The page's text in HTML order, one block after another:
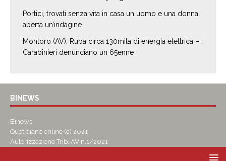
Portici, trovati senza vita in casa un uomo e una donna:
aperta un’indagine
Montoro (AV): Ruba circa 130mila di energia elettrica – i
Carabinieri denunciano un 65enne
BINEWS
Binews
Quotidiano online (c) 2021
Autorizzazione Trib. AV n.1/2021